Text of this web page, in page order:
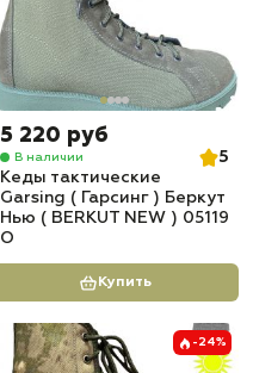
5 220 руб
В наличии
5
Кеды тактические
Garsing ( Гарсинг ) Беркут
Нью ( BERKUT NEW ) 05119
O
Купить
-24%